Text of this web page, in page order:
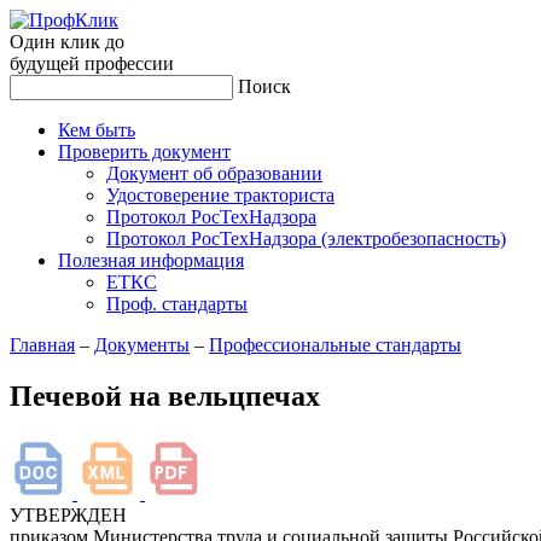
Один клик до
будущей профессии
Поиск
Кем быть
Проверить документ
Документ об образовании
Удостоверение тракториста
Протокол РосТехНадзора
Протокол РосТехНадзора (электробезопасность)
Полезная информация
ЕТКС
Проф. стандарты
Главная – Документы – Профессиональные стандарты
Печевой на вельцпечах
УТВЕРЖДЕН
приказом Министерства труда и социальной защиты